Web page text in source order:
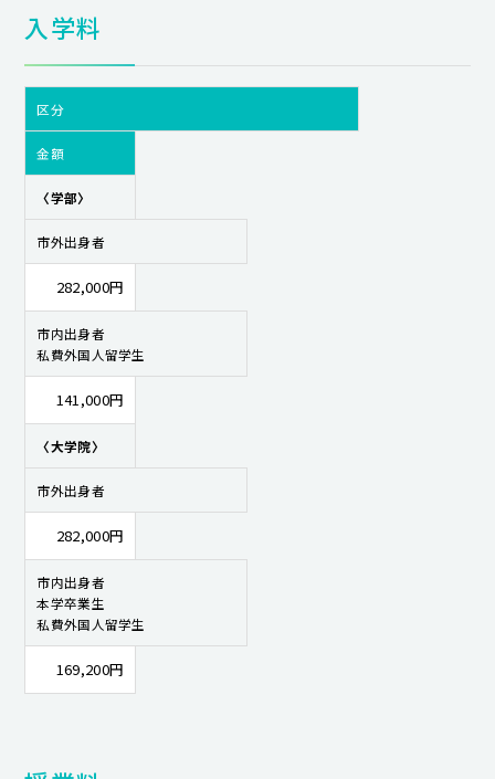
入学料
区分
金額
〈学部〉
市外出身者
282,000円
市内出身者
私費外国人留学生
141,000円
〈大学院〉
市外出身者
282,000円
市内出身者
本学卒業生
私費外国人留学生
169,200円